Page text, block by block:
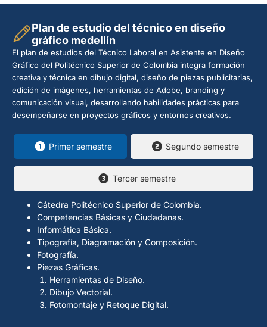
Plan de estudio del técnico en diseño
gráfico medellín
El plan de estudios del Técnico Laboral en Asistente en Diseño
Gráfico del Politécnico Superior de Colombia integra formación
creativa y técnica en dibujo digital, diseño de piezas publicitarias,
edición de imágenes, herramientas de Adobe, branding y
comunicación visual, desarrollando habilidades prácticas para
desempeñarse en proyectos gráficos y entornos creativos.
Primer semestre Segundo semestre
Tercer semestre
Cátedra Politécnico Superior de Colombia.
Competencias Básicas y Ciudadanas.
Informática Básica.
Tipografía, Diagramación y Composición.
Fotografía.
Piezas Gráficas.
Herramientas de Diseño.
Dibujo Vectorial.
Fotomontaje y Retoque Digital.